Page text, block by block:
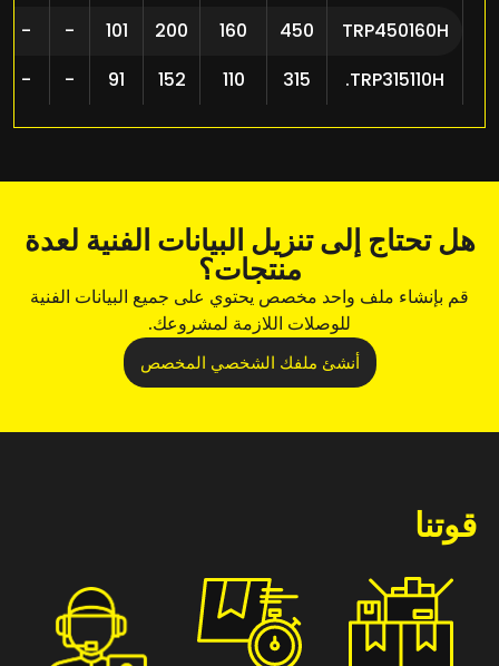
TRP450160H
450
160
200
101
-
-
TRP315110H.
315
110
152
91
-
-
هل تحتاج إلى تنزيل البيانات الفنية لعدة
منتجات؟
قم بإنشاء ملف واحد مخصص يحتوي على جميع البيانات الفنية
للوصلات اللازمة لمشروعك.
أنشئ ملفك الشخصي المخصص
قوتنا